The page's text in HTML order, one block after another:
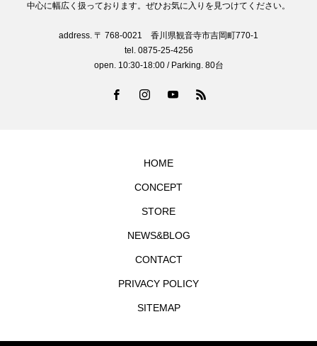
中心に幅広く扱っております。ぜひお気に入りを見つけてください。
address. 〒 768-0021 香川県観音寺市吉岡町770-1
tel. 0875-25-4256
open. 10:30-18:00 / Parking. 80台
HOME
CONCEPT
STORE
NEWS&BLOG
CONTACT
PRIVACY POLICY
SITEMAP